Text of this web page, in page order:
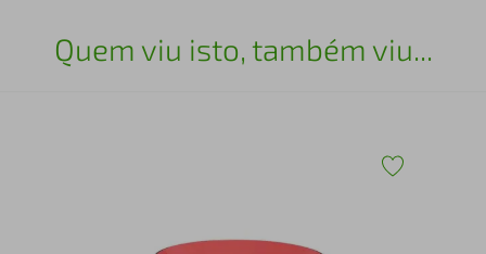
Quem viu isto, também viu...